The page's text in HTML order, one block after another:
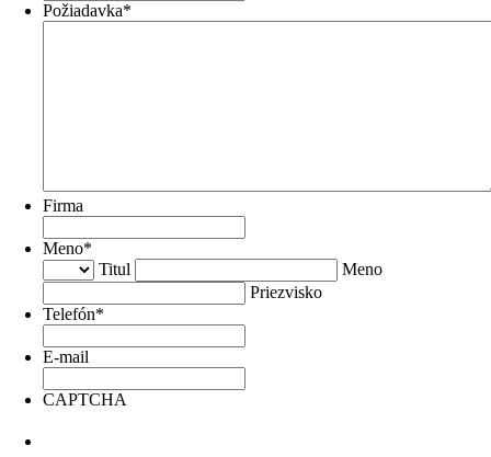
Požiadavka*
Firma
Meno*
Titul
Meno
Priezvisko
Telefón*
E-mail
CAPTCHA